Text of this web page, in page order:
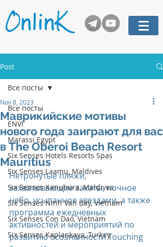
Post
Все посты
ENVI
Marassi Egypt
Six Senses Hotels Resorts Spas
Six Senses Laamu, Maldives
Six Senses Kanuhura, Maldives
Six Senses Ninh Van Bay, Vietnam
Six Senses Con Dao, Vietnam
Six Senses Kaplankaya, Turkey
Все посты
Маврикийские мотивы
нового года заиграют для вас
в The Oberoi Beach Resort
Mauritius
Nov 8, 2023
Нетронутые пляжи,
захватывающие закаты, ночное
небо, усыпанное звездами, а также
программа ежедневных
активностей и мероприятий по
развитию осознанности Touching